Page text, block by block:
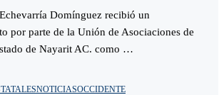
Domínguez recibió un
por parte de la Unión de Asociaciones de
de Nayarit AC. como …
NOTICIASOCCIDENTE